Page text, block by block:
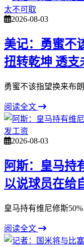
2026-08-03
美记：勇蜜不
扭转乾坤 透支
勇蜜不该指望换来布
阅读全文
2026-08-03
阿斯：皇马持
以说球员在给
皇马持有维尼修斯
阅读全文